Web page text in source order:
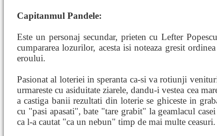
Capitanmul Pandele:
Este un personaj secundar, prieten cu Lefter
cumpararea lozurilor, acesta isi noteaza gresit
eroului.
Pasionat al loteriei in speranta ca-si va rotiunji
urmareste cu asiduitate ziarele, dandu-i vestea cea
a castiga banii rezultati din loterie se ghiceste in
cu "pasi apasati", bate "tare grabit" la geamlacul
ca l-a cautat "ca un nebun" timp de mai multe ceasuri.